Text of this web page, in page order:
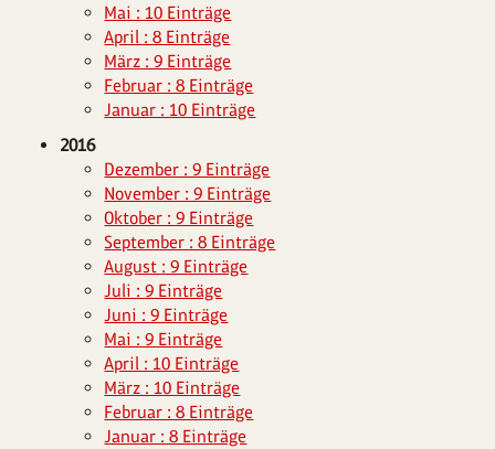
Mai : 10 Einträge
April : 8 Einträge
März : 9 Einträge
Februar : 8 Einträge
Januar : 10 Einträge
2016
Dezember : 9 Einträge
November : 9 Einträge
Oktober : 9 Einträge
September : 8 Einträge
August : 9 Einträge
Juli : 9 Einträge
Juni : 9 Einträge
Mai : 9 Einträge
April : 10 Einträge
März : 10 Einträge
Februar : 8 Einträge
Januar : 8 Einträge